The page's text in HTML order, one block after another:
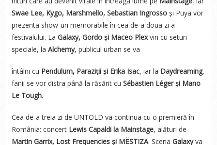
Swae Lee, Kygo, Marshmello, Sebastian Ingrossoși Puya vor
prezenta show-uri memorabile în cea de-a doua zi a
festivalului. La Galaxy, Gordo și Maceo Plexvin cu seturi
speciale, la Alchemy, publicul urban se va
întâlni cu Pendulum, Paraziții și Erika Isac, iar la Daydreaming,
fanii se vor distra până la răsărit cu Sébastien Léger și Mano
Le Tough.
Cea de-a treia zi de UNTOLD va continua cu o premieră în
România: concert Lewis Capaldi la Mainstage, alături de
Martin Garrix, Lost Frequencies și MËSTIZA. Scena Galaxyva